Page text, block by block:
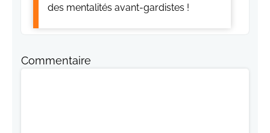
des mentalités avant-gardistes !
Commentaire